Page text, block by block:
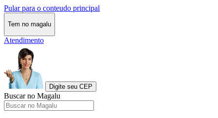
Pular para o conteudo principal
Tem no magalu
Atendimento
Digite seu CEP
Buscar no Magalu